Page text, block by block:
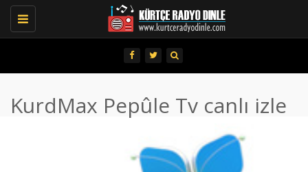
Toggle
navigation
KurdMax Pepûle Tv canlı izle